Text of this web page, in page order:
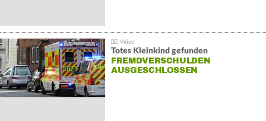
Totes Kleinkind gefunden
FREMDVERSCHULDEN
AUSGESCHLOSSEN